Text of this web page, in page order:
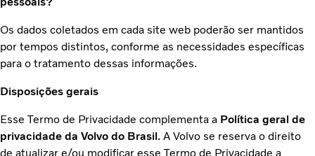
Os dados coletados em cada site web poderão ser mantidos
por tempos distintos, conforme as necessidades específicas
para o tratamento dessas informações.
Disposições gerais
Esse Termo de Privacidade complementa a Política geral de
privacidade da Volvo do Brasil. A Volvo se reserva o direito
de atualizar e/ou modificar esse Termo de Privacidade a